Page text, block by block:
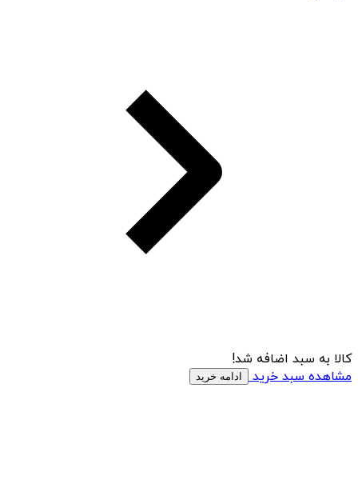
کالا به سبد اضافه شد!
مشاهده سبد خرید
ادامه خرید